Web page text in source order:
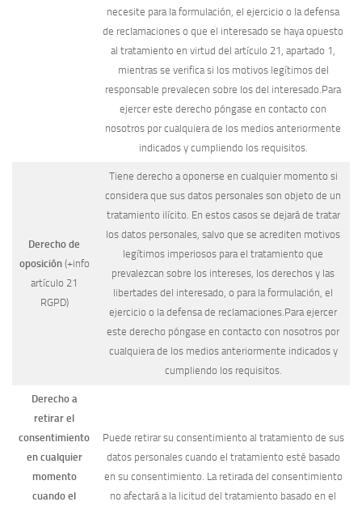
necesite para la formulación, el ejercicio o la defensa
de reclamaciones o que el interesado se haya opuesto
al tratamiento en virtud del artículo 21, apartado 1,
mientras se verifica si los motivos legítimos del
responsable prevalecen sobre los del interesado.Para
ejercer este derecho póngase en contacto con
nosotros por cualquiera de los medios anteriormente
indicados y cumpliendo los requisitos.
Derecho de
oposición(+info
artículo 21
RGPD)
Tiene derecho a oponerse en cualquier momento si
considera que sus datos personales son objeto de un
tratamiento ilícito. En estos casos se dejará de tratar
los datos personales, salvo que se acrediten motivos
legítimos imperiosos para el tratamiento que
prevalezcan sobre los intereses, los derechos y las
libertades del interesado, o para la formulación, el
ejercicio o la defensa de reclamaciones.Para ejercer
este derecho póngase en contacto con nosotros por
cualquiera de los medios anteriormente indicados y
cumpliendo los requisitos.
Derecho a
retirar el
consentimiento
en cualquier
momento
cuando el
Puede retirar su consentimiento al tratamiento de sus
datos personales cuando el tratamiento esté basado
en su consentimiento. La retirada del consentimiento
no afectará a la licitud del tratamiento basado en el